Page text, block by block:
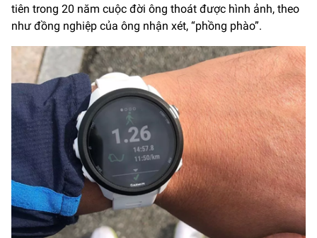
tiên trong 20 năm cuộc đời ông thoát được hình ảnh, theo
như đồng nghiệp của ông nhận xét, “phồng phào”.